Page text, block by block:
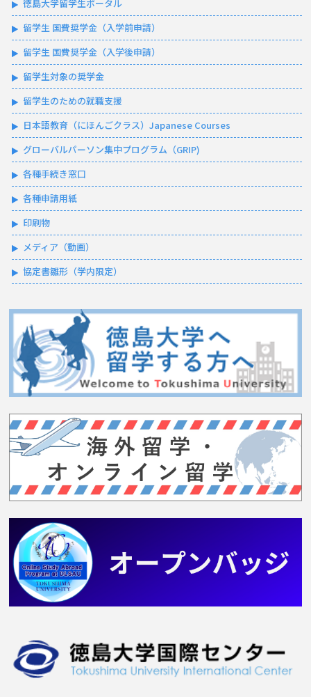
徳島大学留学生ポータル
留学生 国費奨学金（入学前申請）
留学生 国費奨学金（入学後申請）
留学生対象の奨学金
留学生のための就職支援
日本語教育（にほんごクラス）Japanese Courses
グローバルパーソン集中プログラム（GRIP)
各種手続き窓口
各種申請用紙
印刷物
メディア（動画）
協定書雛形（学内限定）